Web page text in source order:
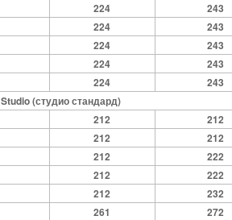
224 243
224 243
224 243
224 243
224 243
Studio (студио стандард)
212 212
212 212
212 222
212 222
212 232
261 272